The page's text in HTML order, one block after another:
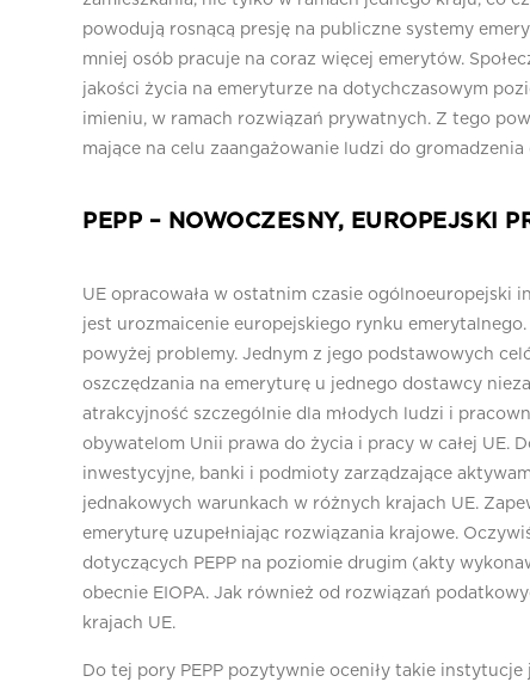
powodują rosnącą presję na publiczne systemy
mniej osób pracuje na coraz więcej emerytów.
jakości życia na emeryturze na dotychczasowym
imieniu, w ramach rozwiązań prywatnych. Z tego
mające na celu zaangażowanie ludzi do
PEPP – NOWOCZESNY, EUROPEJSKI
UE opracowała w ostatnim czasie ogólnoeuropejski
jest urozmaicenie europejskiego rynku
powyżej problemy. Jednym z jego podstawowych
oszczędzania na emeryturę u jednego dostawcy
atrakcyjność szczególnie dla młodych ludzi i
obywatelom Unii prawa do życia i pracy w całej UE.
inwestycyjne, banki i podmioty zarządzające
jednakowych warunkach w różnych krajach UE.
emeryturę uzupełniając rozwiązania krajowe.
dotyczących PEPP na poziomie drugim (akty
obecnie EIOPA. Jak również od rozwiązań
krajach UE.
Do tej pory PEPP pozytywnie oceniły takie